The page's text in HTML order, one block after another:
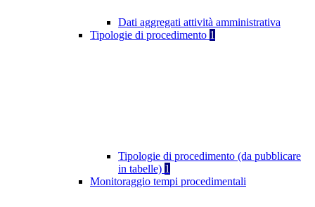
Dati aggregati attività amministrativa
Tipologie di procedimento 1
Tipologie di procedimento (da pubblicare
in tabelle) 1
Monitoraggio tempi procedimentali